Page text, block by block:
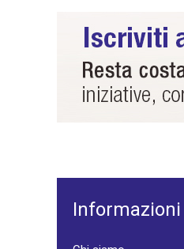
Informazioni